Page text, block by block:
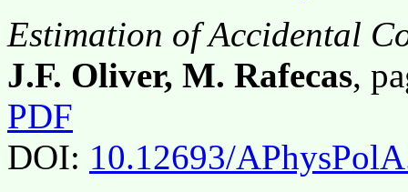
Estimation of Accidental
J.F. Oliver, M. Rafecas,
PDF
DOI: 10.12693/